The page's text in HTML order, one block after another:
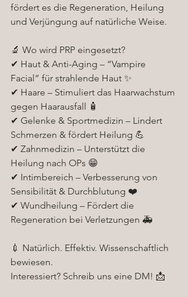
fördert es die Regeneration, Heilung
und Verjüngung auf natürliche Weise.
🔬 Wo wird PRP eingesetzt?
✔ Haut & Anti-Aging – “Vampire
Facial” für strahlende Haut ✨
✔ Haare – Stimuliert das Haarwachstum
gegen Haarausfall 🧴
✔ Gelenke & Sportmedizin – Lindert
Schmerzen & fördert Heilung 💪
✔ Zahnmedizin – Unterstützt die
Heilung nach OPs 😁
✔ Intimbereich – Verbesserung von
Sensibilität & Durchblutung ❤️
✔ Wundheilung – Fördert die
Regeneration bei Verletzungen 🚑
💉 Natürlich. Effektiv. Wissenschaftlich
bewiesen.
Interessiert? Schreib uns eine DM! 📩